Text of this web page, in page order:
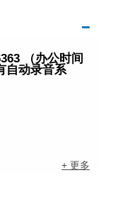
（办公时间
自动录音系
+ 更多